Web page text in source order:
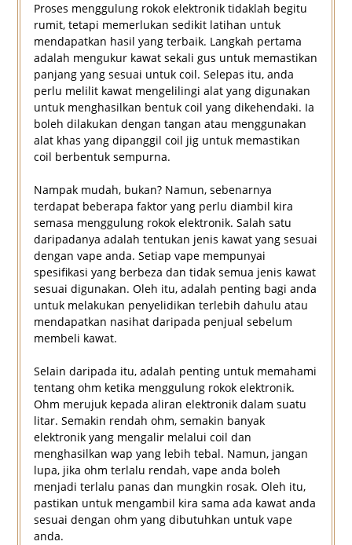
Proses menggulung rokok elektronik tidaklah begitu
rumit, tetapi memerlukan sedikit latihan untuk
mendapatkan hasil yang terbaik. Langkah pertama
adalah mengukur kawat sekali gus untuk memastikan
panjang yang sesuai untuk coil. Selepas itu, anda
perlu melilit kawat mengelilingi alat yang digunakan
untuk menghasilkan bentuk coil yang dikehendaki. Ia
boleh dilakukan dengan tangan atau menggunakan
alat khas yang dipanggil coil jig untuk memastikan
coil berbentuk sempurna.
Nampak mudah, bukan? Namun, sebenarnya
terdapat beberapa faktor yang perlu diambil kira
semasa menggulung rokok elektronik. Salah satu
daripadanya adalah tentukan jenis kawat yang sesuai
dengan vape anda. Setiap vape mempunyai
spesifikasi yang berbeza dan tidak semua jenis kawat
sesuai digunakan. Oleh itu, adalah penting bagi anda
untuk melakukan penyelidikan terlebih dahulu atau
mendapatkan nasihat daripada penjual sebelum
membeli kawat.
Selain daripada itu, adalah penting untuk memahami
tentang ohm ketika menggulung rokok elektronik.
Ohm merujuk kepada aliran elektronik dalam suatu
litar. Semakin rendah ohm, semakin banyak
elektronik yang mengalir melalui coil dan
menghasilkan wap yang lebih tebal. Namun, jangan
lupa, jika ohm terlalu rendah, vape anda boleh
menjadi terlalu panas dan mungkin rosak. Oleh itu,
pastikan untuk mengambil kira sama ada kawat anda
sesuai dengan ohm yang dibutuhkan untuk vape
anda.